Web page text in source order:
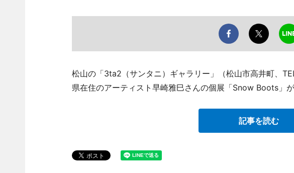
松山の「3ta2（サンタニ）ギャラリー」（松山市高井町、
県在住のアーティスト早崎雅巳さんの個展「Snow Boots」が
記事を読む